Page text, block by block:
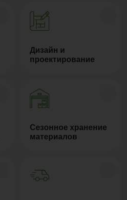
Дизайн и
проектирование
Сезонное хранение
материалов